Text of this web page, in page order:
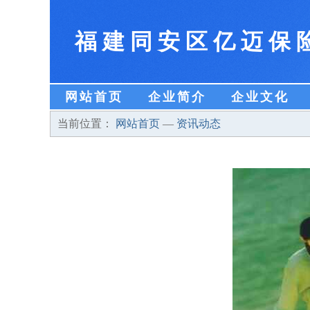
福建同安区亿迈保
网站首页 企业简介 企业文化
当前位置： 网站首页 — 资讯动态